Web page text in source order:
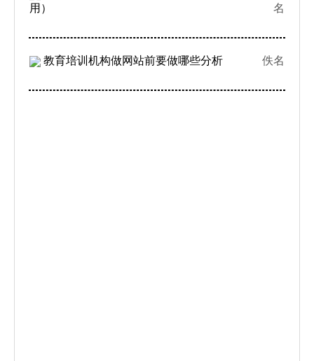
用）
名
教育培训机构做网站前要做哪些分析 佚名